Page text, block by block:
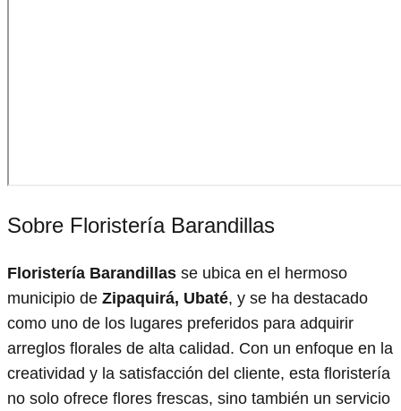
Sobre Floristería Barandillas
Floristería Barandillas se ubica en el hermoso
municipio de Zipaquirá, Ubaté, y se ha destacado
como uno de los lugares preferidos para adquirir
arreglos florales de alta calidad. Con un enfoque en la
creatividad y la satisfacción del cliente, esta floristería
no solo ofrece flores frescas, sino también un servicio